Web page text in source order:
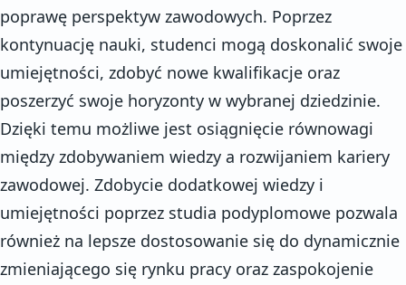
poprawę perspektyw zawodowych. Poprzez
kontynuację nauki, studenci mogą doskonalić swoje
umiejętności, zdobyć nowe kwalifikacje oraz
poszerzyć swoje horyzonty w wybranej dziedzinie.
Dzięki temu możliwe jest osiągnięcie równowagi
między zdobywaniem wiedzy a rozwijaniem kariery
zawodowej. Zdobycie dodatkowej wiedzy i
umiejętności poprzez studia podyplomowe pozwala
również na lepsze dostosowanie się do dynamicznie
zmieniającego się rynku pracy oraz zaspokojenie